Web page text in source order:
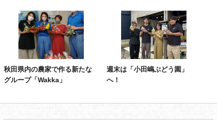
秋田県内の農家で作る新たな
グループ「Wakka」
週末は「小田嶋ぶどう園」
へ！